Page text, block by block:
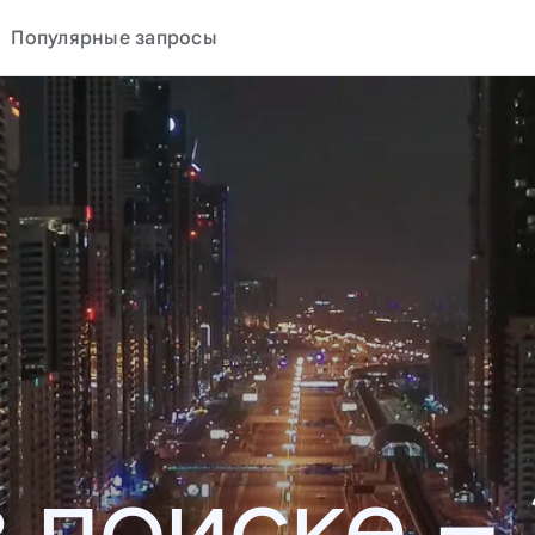
Популярные запросы